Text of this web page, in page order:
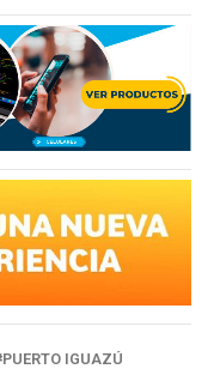
PUERTO IGUAZÚ